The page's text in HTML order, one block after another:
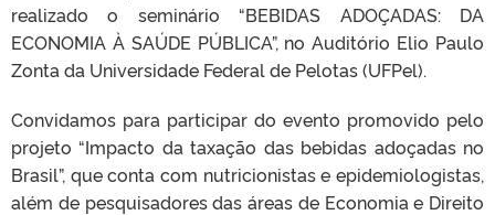
realizado o seminário “BEBIDAS ADOÇADAS: DA
ECONOMIA À SAÚDE PÚBLICA”, no Auditório Elio Paulo
Zonta da Universidade Federal de Pelotas (UFPel).
Convidamos para participar do evento promovido pelo
projeto “Impacto da taxação das bebidas adoçadas no
Brasil”, que conta com nutricionistas e epidemiologistas,
além de pesquisadores das áreas de Economia e Direito